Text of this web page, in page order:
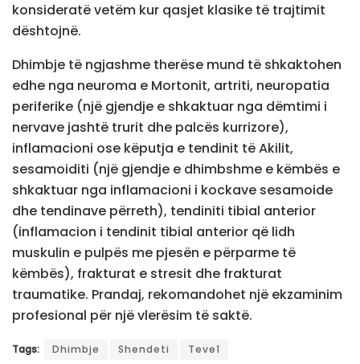
konsideratë vetëm kur qasjet klasike të trajtimit
dështojnë.
Dhimbje të ngjashme therëse mund të shkaktohen
edhe nga neuroma e Mortonit, artriti, neuropatia
periferike (një gjendje e shkaktuar nga dëmtimi i
nervave jashtë trurit dhe palcës kurrizore),
inflamacioni ose këputja e tendinit të Akilit,
sesamoiditi (një gjendje e dhimbshme e këmbës e
shkaktuar nga inflamacioni i kockave sesamoide
dhe tendinave përreth), tendiniti tibial anterior
(inflamacion i tendinit tibial anterior që lidh
muskulin e pulpës me pjesën e përparme të
këmbës), frakturat e stresit dhe frakturat
traumatike. Prandaj, rekomandohet një ekzaminim
profesional për një vlerësim të saktë.
Tags: Dhimbje Shendeti Teve1